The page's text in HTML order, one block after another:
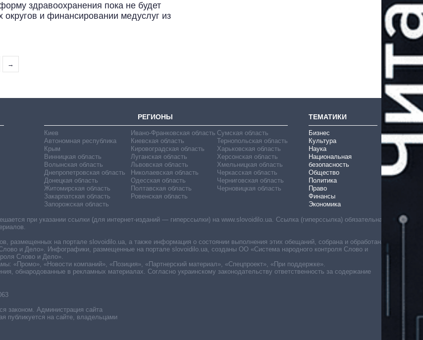
здравоохранения пока не будет
и финансировании медуслуг из
→
РЕГИОНЫ
Киев
Автономная республика
Крым
Винницкая область
Волынская область
Днепропетровская область
Донецкая область
Житомирская область
Закарпатская область
Запорожская область
Ивано-Франковская область
Киевская область
Кировоградская область
Луганская область
Львовская область
Николаевская область
Одесская область
Полтавская область
Ровенская область
Сумская область
Тернопольская область
Харьковская область
Херсонская область
Хмельницкая область
Черкасская область
Черниговская область
Черновицкая область
ТЕМАТИКИ
Бизнес
Культура
Наука
Национальная
безопасность
Общество
Политика
Право
Финансы
Экономика
законом. Администрация сайта
публикуется на сайте, владельцами
при указании ссылки (для интернет-изданий — гиперссылки) на www.slovoidilo.ua. Ссылка (гиперссылка) обязательна
размещенных на портале slovoidilo.ua, а также информация о состоянии выполнения этих обещаний, собрана и обработана
и Дело». Инфографики, размещенные на портале slovoidilo.ua, созданы ОО «Система народного контроля Слово и
Слово и Дело».
«Промо», «Новости компаний», «Позиция», «Партнерский материал», «Спецпроект», «При поддержке».
обнародованные в рекламных материалах. Согласно украинскому законодательству ответственность за содержание